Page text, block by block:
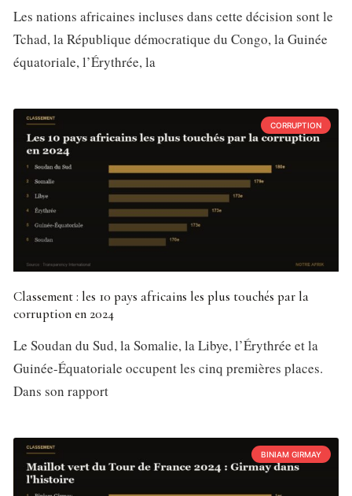
Les nations africaines incluses dans cette décision sont le
Tchad, la République démocratique du Congo, la Guinée
équatoriale, l’Érythrée, la
CORRUPTION
Classement : les 10 pays africains les plus touchés par la
corruption en 2024
Le Soudan du Sud, la Somalie, la Libye, l’Érythrée et la
Guinée-Équatoriale occupent les cinq premières places.
Dans son rapport
BINIAM GIRMAY